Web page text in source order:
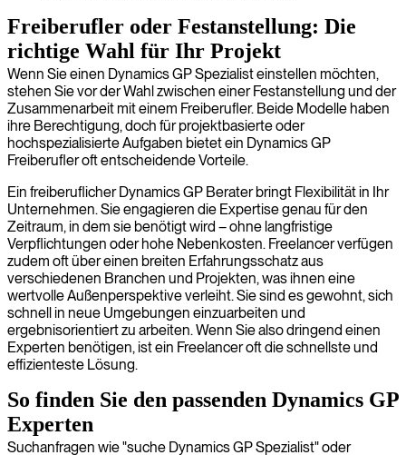
Freiberufler oder Festanstellung: Die
richtige Wahl für Ihr Projekt
Wenn Sie einen Dynamics GP Spezialist einstellen möchten,
stehen Sie vor der Wahl zwischen einer Festanstellung und der
Zusammenarbeit mit einem Freiberufler. Beide Modelle haben
ihre Berechtigung, doch für projektbasierte oder
hochspezialisierte Aufgaben bietet ein Dynamics GP
Freiberufler oft entscheidende Vorteile.
Ein freiberuflicher Dynamics GP Berater bringt Flexibilität in Ihr
Unternehmen. Sie engagieren die Expertise genau für den
Zeitraum, in dem sie benötigt wird – ohne langfristige
Verpflichtungen oder hohe Nebenkosten. Freelancer verfügen
zudem oft über einen breiten Erfahrungsschatz aus
verschiedenen Branchen und Projekten, was ihnen eine
wertvolle Außenperspektive verleiht. Sie sind es gewohnt, sich
schnell in neue Umgebungen einzuarbeiten und
ergebnisorientiert zu arbeiten. Wenn Sie also dringend einen
Experten benötigen, ist ein Freelancer oft die schnellste und
effizienteste Lösung.
So finden Sie den passenden Dynamics GP
Experten
Suchanfragen wie "suche Dynamics GP Spezialist" oder